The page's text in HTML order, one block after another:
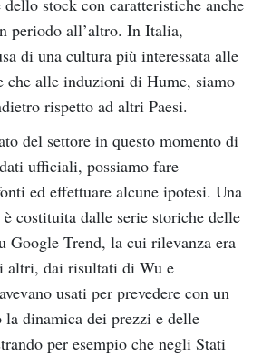
stock con caratteristiche anche
periodo all’altro. In Italia,
di una cultura più interessata alle
che alle induzioni di Hume, siamo
rispetto ad altri Paesi.
del settore in questo momento di
ufficiali, possiamo fare
ed effettuare alcune ipotesi. Una
costituita dalle serie storiche delle
Google Trend, la cui rilevanza era
altri, dai risultati di Wu e
usati per prevedere con un
dinamica dei prezzi e delle
per esempio che negli Stati